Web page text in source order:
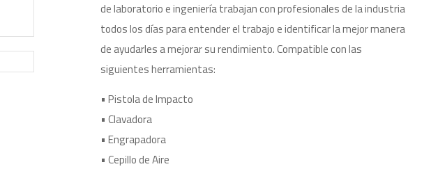
de laboratorio e ingeniería trabajan con profesionales de la industria
todos los días para entender el trabajo e identificar la mejor manera
de ayudarles a mejorar su rendimiento. Compatible con las
siguientes herramientas:
• Pistola de Impacto
• Clavadora
• Engrapadora
• Cepillo de Aire